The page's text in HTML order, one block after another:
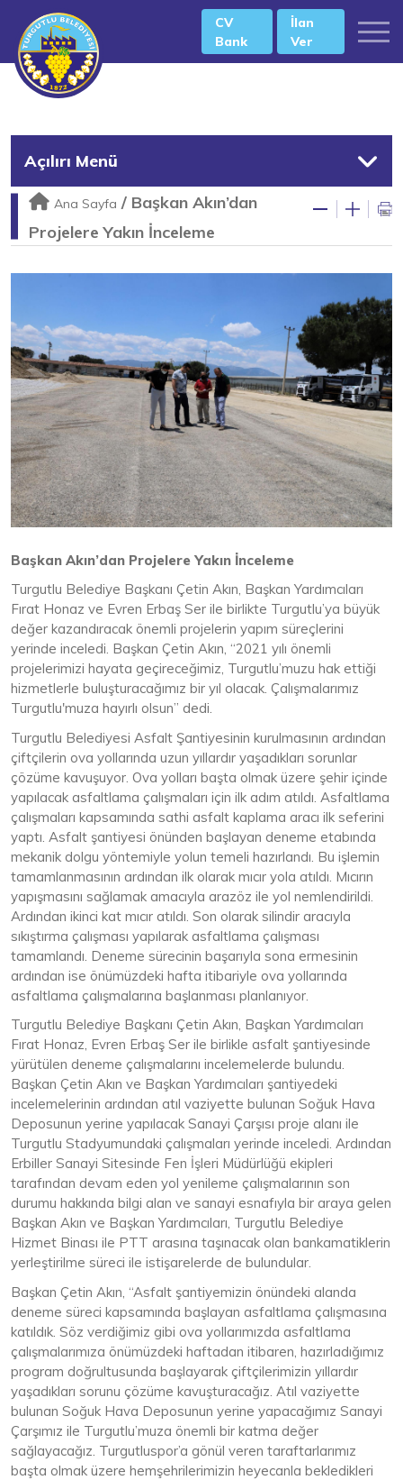
CV
Bank
İlan
Ver
Açılırı Menü
Ana Sayfa / Başkan Akın’dan
Projelere Yakın İnceleme
Başkan Akın’dan Projelere Yakın İnceleme
Turgutlu Belediye Başkanı Çetin Akın, Başkan Yardımcıları
Fırat Honaz ve Evren Erbaş Ser ile birlikte Turgutlu’ya büyük
değer kazandıracak önemli projelerin yapım süreçlerini
yerinde inceledi. Başkan Çetin Akın, “2021 yılı önemli
projelerimizi hayata geçireceğimiz, Turgutlu’muzu hak ettiği
hizmetlerle buluşturacağımız bir yıl olacak. Çalışmalarımız
Turgutlu'muza hayırlı olsun” dedi.
Turgutlu Belediyesi Asfalt Şantiyesinin kurulmasının ardından
çiftçilerin ova yollarında uzun yıllardır yaşadıkları sorunlar
çözüme kavuşuyor. Ova yolları başta olmak üzere şehir içinde
yapılacak asfaltlama çalışmaları için ilk adım atıldı. Asfaltlama
çalışmaları kapsamında sathi asfalt kaplama aracı ilk seferini
yaptı. Asfalt şantiyesi önünden başlayan deneme etabında
mekanik dolgu yöntemiyle yolun temeli hazırlandı. Bu işlemin
tamamlanmasının ardından ilk olarak mıcır yola atıldı. Mıcırın
yapışmasını sağlamak amacıyla arazöz ile yol nemlendirildi.
Ardından ikinci kat mıcır atıldı. Son olarak silindir aracıyla
sıkıştırma çalışması yapılarak asfaltlama çalışması
tamamlandı. Deneme sürecinin başarıyla sona ermesinin
ardından ise önümüzdeki hafta itibariyle ova yollarında
asfaltlama çalışmalarına başlanması planlanıyor.
Turgutlu Belediye Başkanı Çetin Akın, Başkan Yardımcıları
Fırat Honaz, Evren Erbaş Ser ile birlikle asfalt şantiyesinde
yürütülen deneme çalışmalarını incelemelerde bulundu.
Başkan Çetin Akın ve Başkan Yardımcıları şantiyedeki
incelemelerinin ardından atıl vaziyette bulunan Soğuk Hava
Deposunun yerine yapılacak Sanayi Çarşısı proje alanı ile
Turgutlu Stadyumundaki çalışmaları yerinde inceledi. Ardından
Erbiller Sanayi Sitesinde Fen İşleri Müdürlüğü ekipleri
tarafından devam eden yol yenileme çalışmalarının son
durumu hakkında bilgi alan ve sanayi esnafıyla bir araya gelen
Başkan Akın ve Başkan Yardımcıları, Turgutlu Belediye
Hizmet Binası ile PTT arasına taşınacak olan bankamatiklerin
yerleştirilme süreci ile istişarelerde de bulundular.
Başkan Çetin Akın, “Asfalt şantiyemizin önündeki alanda
deneme süreci kapsamında başlayan asfaltlama çalışmasına
katıldık. Söz verdiğimiz gibi ova yollarımızda asfaltlama
çalışmalarımıza önümüzdeki haftadan itibaren, hazırladığımız
program doğrultusunda başlayarak çiftçilerimizin yıllardır
yaşadıkları sorunu çözüme kavuşturacağız. Atıl vaziyette
bulunan Soğuk Hava Deposunun yerine yapacağımız Sanayi
Çarşımız ile Turgutlu’muza önemli bir katma değer
sağlayacağız. Turgutluspor’a gönül veren taraftarlarımız
başta olmak üzere hemşehrilerimizin heyecanla bekledikleri